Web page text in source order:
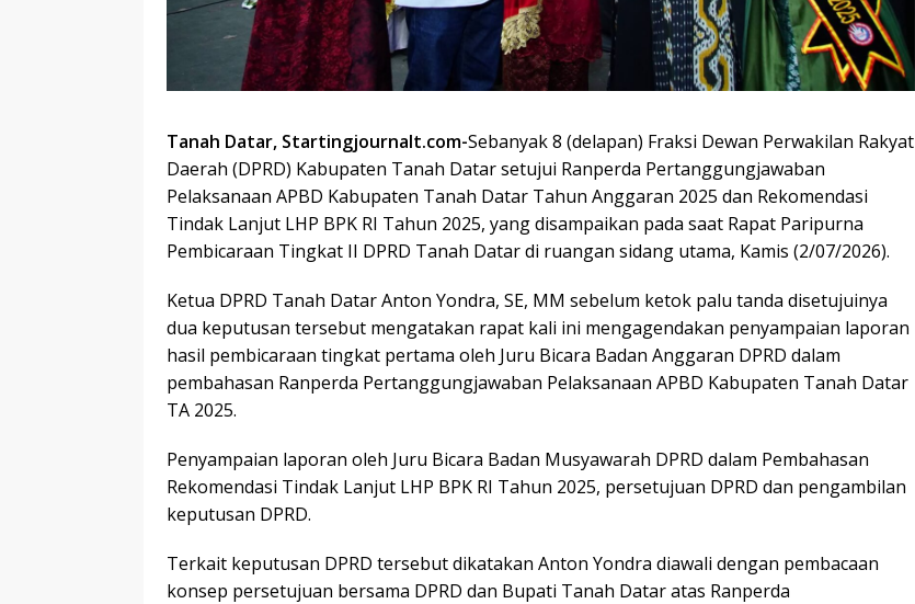
Tanah Datar, Startingjournalt.com-Sebanyak 8 (delapan) Fraksi Dewan Perwakilan Rakyat
Daerah (DPRD) Kabupaten Tanah Datar setujui Ranperda Pertanggungjawaban
Pelaksanaan APBD Kabupaten Tanah Datar Tahun Anggaran 2025 dan Rekomendasi
Tindak Lanjut LHP BPK RI Tahun 2025, yang disampaikan pada saat Rapat Paripurna
Pembicaraan Tingkat II DPRD Tanah Datar di ruangan sidang utama, Kamis (2/07/2026).
Ketua DPRD Tanah Datar Anton Yondra, SE, MM sebelum ketok palu tanda disetujuinya
dua keputusan tersebut mengatakan rapat kali ini mengagendakan penyampaian laporan
hasil pembicaraan tingkat pertama oleh Juru Bicara Badan Anggaran DPRD dalam
pembahasan Ranperda Pertanggungjawaban Pelaksanaan APBD Kabupaten Tanah Datar
TA 2025.
Penyampaian laporan oleh Juru Bicara Badan Musyawarah DPRD dalam Pembahasan
Rekomendasi Tindak Lanjut LHP BPK RI Tahun 2025, persetujuan DPRD dan pengambilan
keputusan DPRD.
Terkait keputusan DPRD tersebut dikatakan Anton Yondra diawali dengan pembacaan
konsep persetujuan bersama DPRD dan Bupati Tanah Datar atas Ranperda